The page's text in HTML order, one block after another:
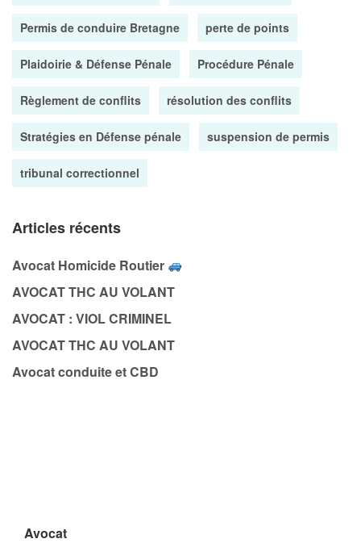
Permis de conduire Bretagne perte de points
Plaidoirie & Défense Pénale Procédure Pénale
Règlement de conflits résolution des conflits
Stratégies en Défense pénale suspension de permis
tribunal correctionnel
Articles récents
Avocat Homicide Routier
AVOCAT THC AU VOLANT
AVOCAT : VIOL CRIMINEL
AVOCAT THC AU VOLANT
Avocat conduite et CBD
Avocat